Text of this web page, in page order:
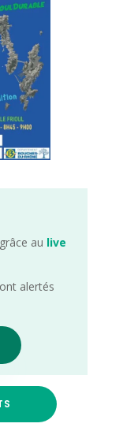
au live
alertés